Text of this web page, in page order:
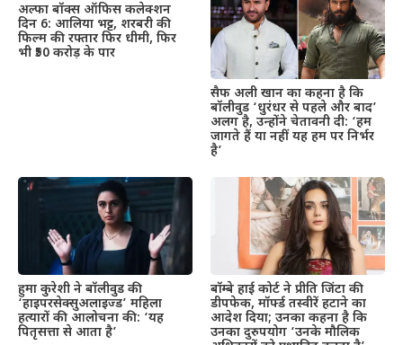
अल्फा बॉक्स ऑफिस कलेक्शन
दिन 6: आलिया भट्ट, शरबरी की
फिल्म की रफ्तार फिर धीमी, फिर
भी ₹50 करोड़ के पार
सैफ अली खान का कहना है कि
बॉलीवुड ‘धुरंधर से पहले और बाद’
अलग है, उन्होंने चेतावनी दी: ‘हम
जागते हैं या नहीं यह हम पर निर्भर
है’
हुमा कुरेशी ने बॉलीवुड की
‘हाइपरसेक्सुअलाइज्ड’ महिला
हत्यारों की आलोचना की: ‘यह
पितृसत्ता से आता है’
बॉम्बे हाई कोर्ट ने प्रीति जिंटा की
डीपफेक, मॉर्फ्ड तस्वीरें हटाने का
आदेश दिया; उनका कहना है कि
उनका दुरुपयोग ‘उनके मौलिक